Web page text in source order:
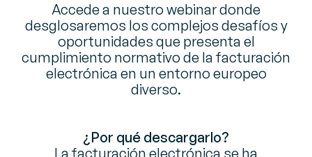
Accede a nuestro webinar donde
desglosaremos los complejos desafíos y
oportunidades que presenta el
cumplimiento normativo de la facturación
electrónica en un entorno europeo
diverso.
¿Por qué descargarlo?
La facturación electrónica se ha